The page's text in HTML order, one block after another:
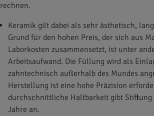
rechnen.
Keramik gilt dabei als sehr ästhetisch,
Grund für den hohen Preis, der sich aus
Laborkosten zusammensetzt, ist unter
Arbeitsaufwand. Die Füllung wird als
zahntechnisch außerhalb des Mundes
Herstellung ist eine hohe Präzision
durchschnittliche Haltbarkeit gibt Stiftung
Jahre an.